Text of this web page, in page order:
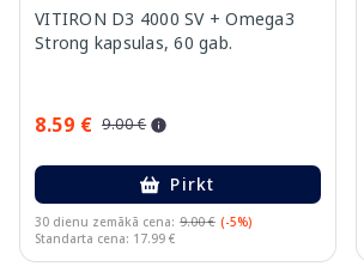
VITIRON D3 4000 SV + Omega3
Strong kapsulas, 60 gab.
8.59 € 9.00 €
Pirkt
30 dienu zemākā cena: 9.00 € (-5%)
Standarta cena: 17.99 €